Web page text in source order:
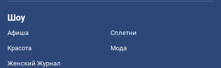
Шоу
Афиша Сплетни
Красота Мода
Женский Журнал